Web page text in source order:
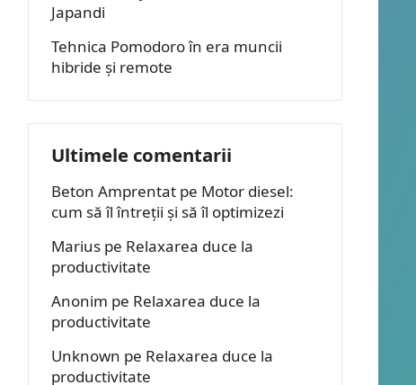
Japandi
Tehnica Pomodoro în era muncii
hibride și remote
Ultimele comentarii
Beton Amprentat pe Motor diesel:
cum să îl întreții și să îl optimizezi
Marius pe Relaxarea duce la
productivitate
Anonim pe Relaxarea duce la
productivitate
Unknown pe Relaxarea duce la
productivitate